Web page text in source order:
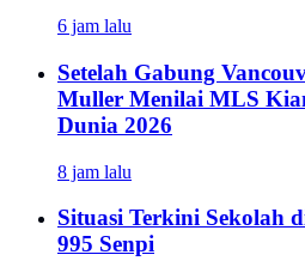
6 jam lalu
Setelah Gabung
Muller Menilai MLS
Dunia 2026
8 jam lalu
Situasi Terkini Sekolah
995 Senpi